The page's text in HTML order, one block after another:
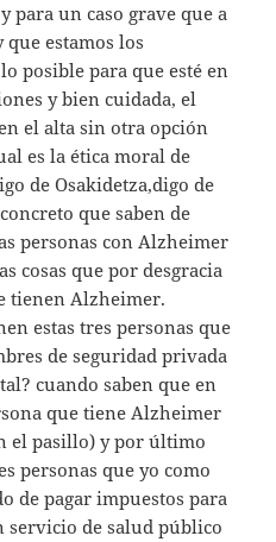
para un caso grave que a
estamos los
posible para que esté en
y bien cuidada, el
el alta sin otra opción
es la ética moral de
de Osakidetza,digo de
que saben de
personas con Alzheimer
cosas que por desgracia
tienen Alzheimer.
estas tres personas que
de seguridad privada
cuando saben que en
que tiene Alzheimer
el pasillo) y por último
personas que yo como
de pagar impuestos para
servicio de salud público